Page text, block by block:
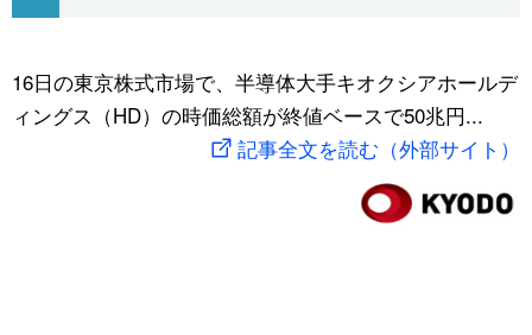
社会
文化
旅と暮らし
動画/Live
暮らし
スポーツ・東京2020
16日の東京株式市場で、半導体大手キオクシアホールデ
ィングス（HD）の時価総額が終値ベースで50兆円...
記事全文を読む（外部サイト）